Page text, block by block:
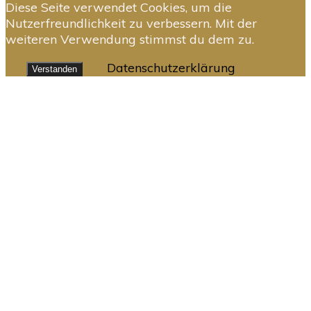
Diese Seite verwendet Cookies, um die
Nutzerfreundlichkeit zu verbessern. Mit der
weiteren Verwendung stimmst du dem zu.
Verstanden Datenschutzerklärung